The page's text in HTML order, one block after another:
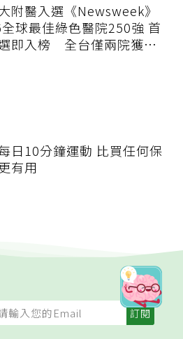
附醫入選《Newsweek》
球最佳綠色醫院250強 首
即入榜 全台僅兩院獲
日10分鐘運動 比買任何保
有用